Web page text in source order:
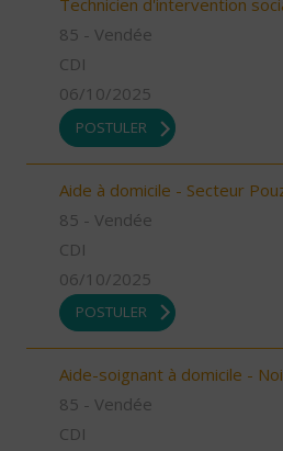
Technicien d'intervention
85 - Vendée
CDI
06/10/2025
POSTULER
Aide à domicile - Secteur
85 - Vendée
CDI
06/10/2025
POSTULER
Aide-soignant à domicile -
85 - Vendée
CDI